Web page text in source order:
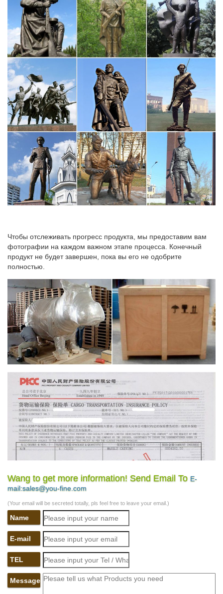
Чтобы отслеживать прогресс продукта, мы предоставим вам
фотографии на каждом важном этапе процесса. Конечный
продукт не будет завершен, пока вы его не одобрите
полностью.
Wang to get more information! Send Email To E-
mail:sales@you-fine.com
(Your email will be secreted totally, pls feel free to leave your email.)
Name
E-mail
TEL
Message